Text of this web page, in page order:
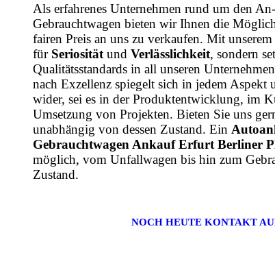
Als erfahrenes Unternehmen rund um den
Gebrauchtwagen bieten wir Ihnen die
fairen Preis an uns zu verkaufen. Mit
für Seriosität und Verlässlichkeit, sondern
Qualitätsstandards in all unseren
nach Exzellenz spiegelt sich in jedem Aspekt
wider, sei es in der Produktentwicklung, im
Umsetzung von Projekten. Bieten Sie uns
unabhängig von dessen Zustand. Ein
Gebrauchtwagen Ankauf Erfurt Berliner
möglich, vom Unfallwagen bis hin zum
Zustand.
NOCH HEUTE KONTAKT